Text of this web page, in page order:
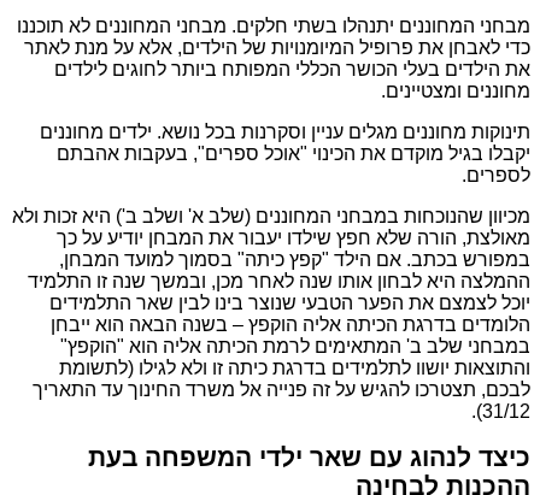
מבחני המחוננים יתנהלו בשתי חלקים. מבחני המחוננים לא תוכננו
כדי לאבחן את פרופיל המיומנויות של הילדים, אלא על מנת לאתר
את הילדים בעלי הכושר הכללי המפותח ביותר לחוגים לילדים
מחוננים ומצטיינים.
תינוקות מחוננים מגלים עניין וסקרנות בכל נושא. ילדים מחוננים
יקבלו בגיל מוקדם את הכינוי "אוכל ספרים", בעקבות אהבתם
לספרים.
מכיוון שהנוכחות במבחני המחוננים (שלב א' ושלב ב') היא זכות ולא
מאולצת, הורה שלא חפץ שילדו יעבור את המבחן יודיע על כך
במפורש בכתב. אם הילד "קפץ כיתה" בסמוך למועד המבחן,
ההמלצה היא לבחון אותו שנה לאחר מכן, ובמשך שנה זו התלמיד
יוכל לצמצם את הפער הטבעי שנוצר בינו לבין שאר התלמידים
הלומדים בדרגת הכיתה אליה הוקפץ – בשנה הבאה הוא ייבחן
במבחני שלב ב' המתאימים לרמת הכיתה אליה הוא "הוקפץ"
והתוצאות יושוו לתלמידים בדרגת כיתה זו ולא לגילו (לתשומת
לבכם, תצטרכו להגיש על זה פנייה אל משרד החינוך עד התאריך
31/12).
כיצד לנהוג עם שאר ילדי המשפחה בעת
ההכנות לבחינה